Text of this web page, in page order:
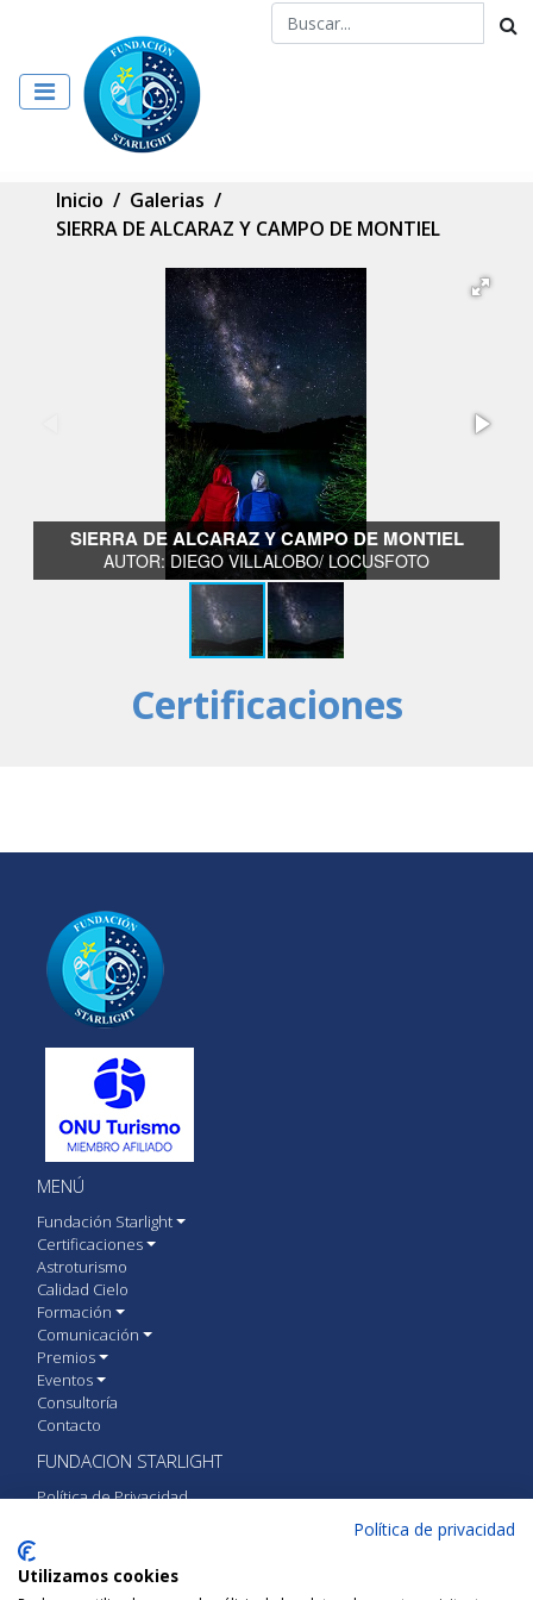
Inicio / Galerias /
SIERRA DE ALCARAZ Y CAMPO DE MONTIEL
SIERRA DE ALCARAZ Y CAMPO DE MONTIEL
AUTOR: DIEGO VILLALOBO/ LOCUSFOTO
Certificaciones
MENÚ
Fundación Starlight
Certificaciones
Astroturismo
Calidad Cielo
Formación
Comunicación
Premios
Eventos
Consultoría
Contacto
FUNDACION STARLIGHT
Política de Privacidad
CONTACTA CON FUNDACIÓN STARLIGHT
Política de privacidad
Utilizamos cookies